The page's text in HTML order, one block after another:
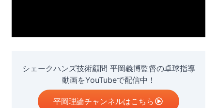
シェークハンズ技術顧問 平岡義博監督の卓球指導
動画をYouTubeで配信中！
平岡理論チャンネルはこちら